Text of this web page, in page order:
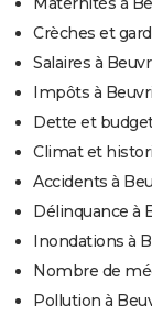
Crèches et
Salaires à
Impôts à
Dette et
Climat et
Accidents à
Délinquance à
Inondations à
Nombre de
Pollution à